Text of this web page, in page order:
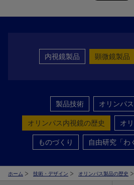
内視鏡製品 顕微鏡製品
製品技術
オリンパ
オリンパス内視鏡の歴史
オ
ものづくり
自由研究「わ
ホーム 技術・デザイン オリンパス製品の歴史